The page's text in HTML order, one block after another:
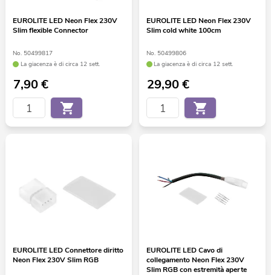
EUROLITE LED Neon Flex 230V
Slim flexible Connector
No. 50499817
La giacenza è di circa 12 sett.
7,90€
EUROLITE LED Neon Flex 230V
Slim cold white 100cm
No. 50499806
La giacenza è di circa 12 sett.
29,90€
EUROLITE LED Connettore diritto
Neon Flex 230V Slim RGB
EUROLITE LED Cavo di
collegamento Neon Flex 230V
Slim RGB con estremità aperte